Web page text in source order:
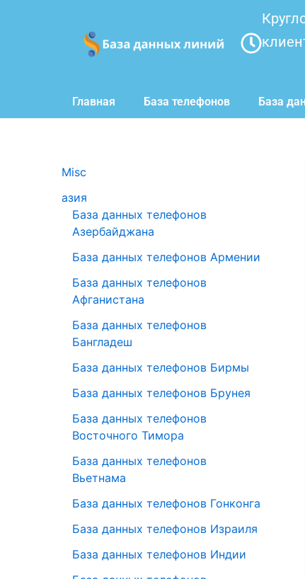
Главная База телефонов База
Misc
азия
База данных телефонов
Азербайджана
База данных телефонов Армении
База данных телефонов
Афганистана
База данных телефонов
Бангладеш
База данных телефонов Бирмы
База данных телефонов Брунея
База данных телефонов
Восточного Тимора
База данных телефонов
Вьетнама
База данных телефонов Гонконга
База данных телефонов Израиля
База данных телефонов Индии